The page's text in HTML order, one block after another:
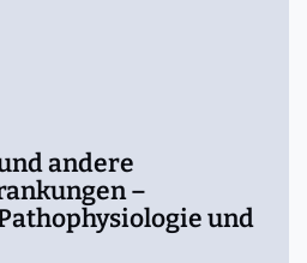
andere
–
und